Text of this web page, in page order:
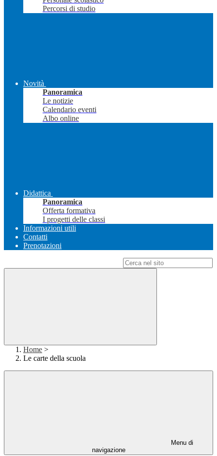
Percorsi di studio
Novità
Panoramica
Le notizie
Calendario eventi
Albo online
Didattica
Panoramica
Offerta formativa
I progetti delle classi
Informazioni utili
Contatti
Prenotazioni
Home >
Le carte della scuola
Menu di
navigazione